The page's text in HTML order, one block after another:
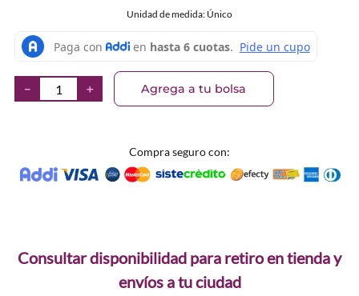
Unidad de medida: Único
＋
－ Agrega a tu bolsa
Compra seguro con:
Consultar disponibilidad para retiro en tienda y
envíos a tu ciudad